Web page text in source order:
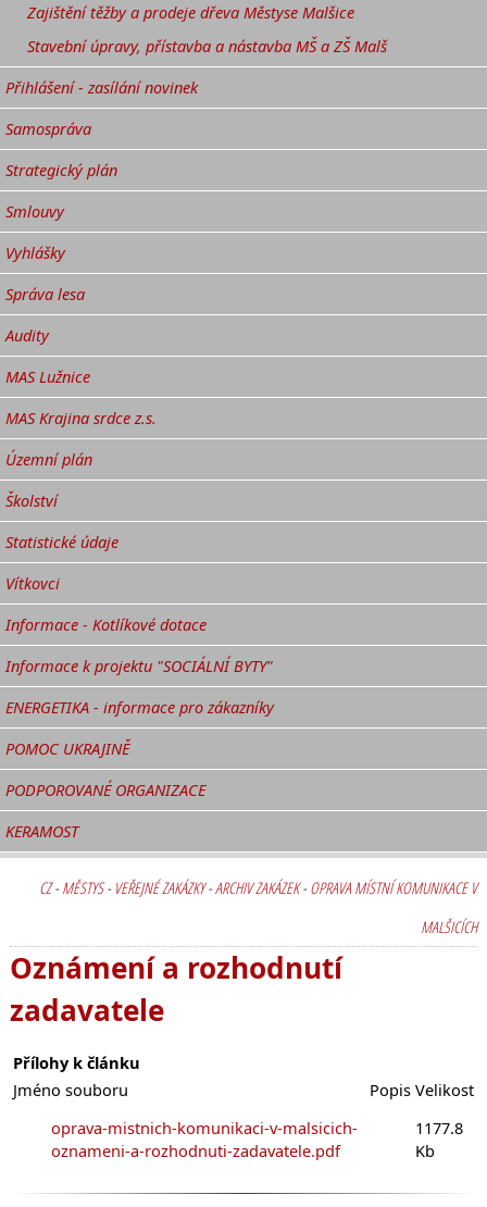
Zajištění těžby a prodeje dřeva Městyse Malšice
Stavební úpravy, přístavba a nástavba MŠ a ZŠ Malš
Přihlášení - zasílání novinek
Samospráva
Strategický plán
Smlouvy
Vyhlášky
Správa lesa
Audity
MAS Lužnice
MAS Krajina srdce z.s.
Územní plán
Školství
Statistické údaje
Vítkovci
Informace - Kotlíkové dotace
Informace k projektu "SOCIÁLNÍ BYTY"
ENERGETIKA - informace pro zákazníky
POMOC UKRAJINĚ
PODPOROVANÉ ORGANIZACE
KERAMOST
CZ-MĚSTYS- VEŘEJNÉ ZAKÁZKY-ARCHIV ZAKÁZEK-OPRAVA MÍSTNÍ KOMUNIKACE V
MALŠICÍCH
Oznámení a rozhodnutí
zadavatele
Přílohy k článku
Jméno souboru
Popis Velikost
oprava-mistnich-komunikaci-v-malsicich-
oznameni-a-rozhodnuti-zadavatele.pdf
1177.8
Kb